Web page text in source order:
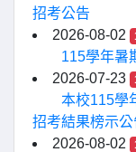
招考公告
2026-08-02
115學年暑
2026-07-23
本校115學
招考結果榜示公
2026-08-02